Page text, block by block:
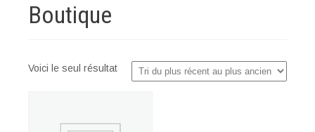
Boutique
Voici le seul résultat